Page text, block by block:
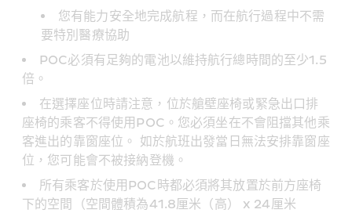
您有能力安全地完成航程，而在航行過程中不需
要特別醫療協助
POC必須有足夠的電池以維持航行總時間的至少1.5
倍。
在選擇座位時請注意，位於艙壁座椅或緊急出口排
座椅的乘客不得使用POC。您必須坐在不會阻擋其他乘
客進出的靠窗座位。 如於航班出發當日無法安排靠窗座
位，您可能會不被接納登機。
所有乘客於使用POC時都必須將其放置於前方座椅
下的空間（空間體積為41.8厘米（高） x 24厘米